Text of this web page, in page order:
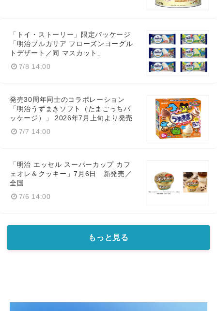
「トイ・ストーリー」限定パッケージ
「明治ブルガリア フローズンヨーグル
トデザート／同 マスカット」
7/8 14:00
発売30周年同士のコラボレーション
「明治うずまきソフト（たまごっちパ
ッケージ）」 2026年7月上旬より発売
7/7 14:00
「明治 エッセル スーパーカップ カフ
ェオレ＆クッキー」7月6日 新発売／
全国
7/6 14:00
もっと見る
English